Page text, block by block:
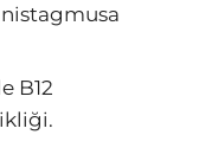
nistagmusa
B12